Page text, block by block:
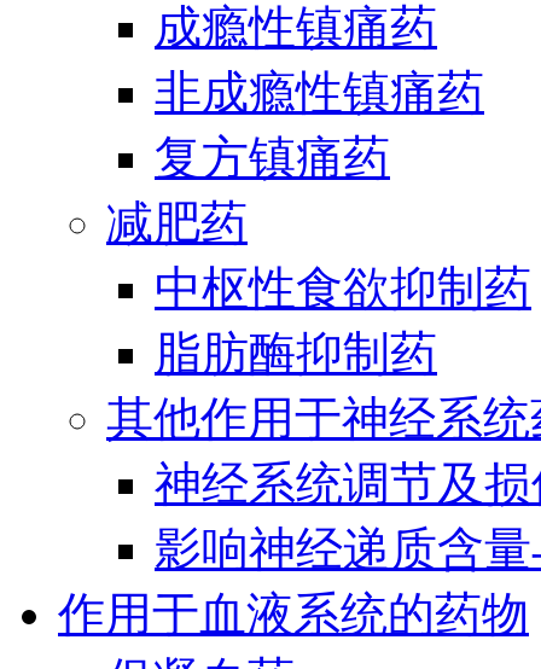
成瘾性镇痛药
非成瘾性镇痛药
复方镇痛药
减肥药
中枢性食欲抑制药
脂肪酶抑制药
其他作用于神经系统
神经系统调节及
影响神经递质含
作用于血液系统的药物